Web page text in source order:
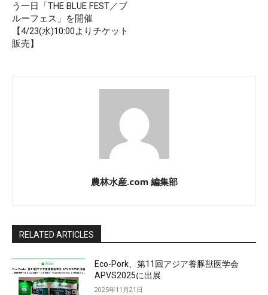
う一日「THE BLUE FEST／ブ
ルーフェス」を開催
【4/23(水)10:00よりチケット
販売】
農林水産.com 編集部
RELATED ARTICLES
Eco-Pork、第11回アジア養豚獣医学会
APVS2025に出展
2025年11月21日